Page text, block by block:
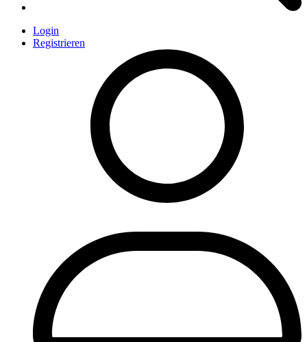
Login
Registrieren